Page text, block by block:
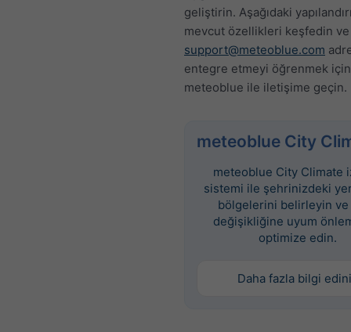
geliştirin. Aşağıdaki
mevcut özellikleri keşfedin ve
support@meteoblue.com
entegre etmeyi öğrenmek için
meteoblue ile iletişime geçin.
meteoblue City
meteoblue City Climate
sistemi ile şehrinizdeki
bölgelerini belirleyin
değişikliğine uyum
optimize edin.
Daha fazla bilgi